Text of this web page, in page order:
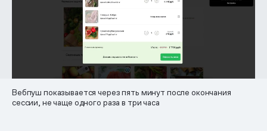
Вебпуш показывается через пять минут после окончания
сессии, не чаще одного раза в три часа